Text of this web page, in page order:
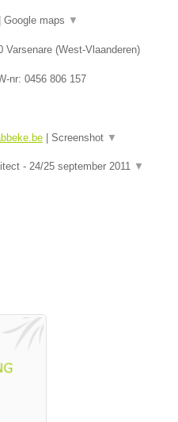
Google maps ▼
Varsenare (West-Vlaanderen)
nr: 0456 806 157
Screenshot ▼
- 24/25 september 2011 ▼